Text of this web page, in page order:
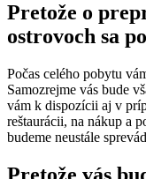
Pretože o
ostrovoch sa
Počas celého pobytu
Samozrejme vás bude
vám k dispozícii aj v
reštaurácii, na nákup a
budeme neustále